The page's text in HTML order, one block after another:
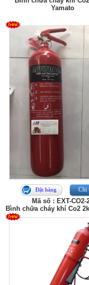
Yamato
Đặt hàng Chi
Mã số : EXT-CO2-
Bình chữa cháy khí Co2